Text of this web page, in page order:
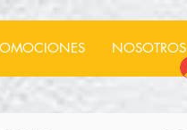
NOSOTROS